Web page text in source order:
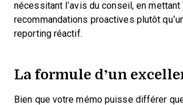
nécessitant l’avis du conseil, en mettant
recommandations proactives plutôt
reporting réactif.
La formule d’un
Bien que votre mémo puisse différer